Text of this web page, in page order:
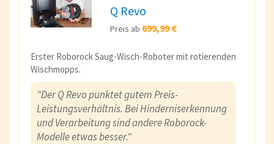
Q Revo
Preis ab 699,99 €
Erster Roborock Saug-Wisch-Roboter mit rotierenden
Wischmopps.
"Der Q Revo punktet gutem Preis-
Leistungsverhältnis. Bei Hinderniserkennung
und Verarbeitung sind andere Roborock-
Modelle etwas besser."